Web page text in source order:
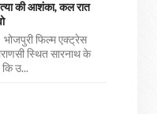
की आशंका, कल रात
भोजपुरी फिल्म एक्ट्रेस
स्थित सारनाथ के
उ...